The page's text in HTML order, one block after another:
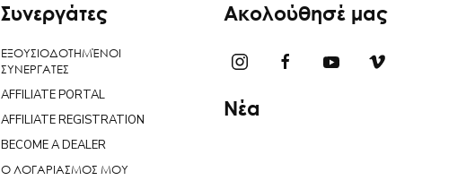
Συνεργάτες
ΕΞΟΥΣΙΟΔΟΤΗΜΈΝΟΙ
ΣΥΝΕΡΓΑΤΕΣ
AFFILIATE PORTAL
AFFILIATE REGISTRATION
BECOME A DEALER
Ο ΛΟΓΑΡΙΑΣΜΟΣ ΜΟΥ
Ακολούθησέ μας
Νέα